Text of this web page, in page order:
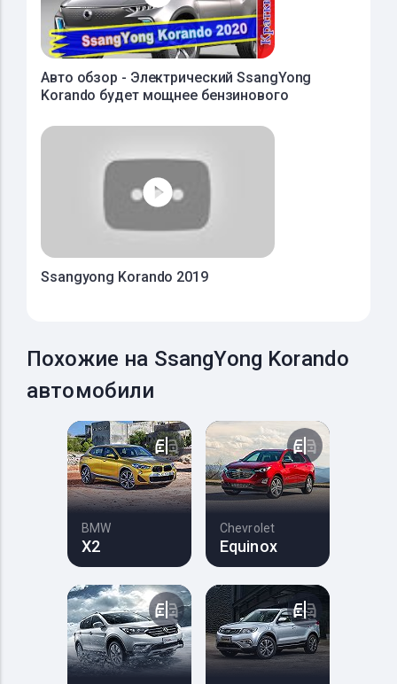
Авто обзор - Электрический SsangYong
Korando будет мощнее бензинового
Ssangyong Korando 2019
Похожие на SsangYong Korando
автомобили
BMW
X2
Chevrolet
Equinox